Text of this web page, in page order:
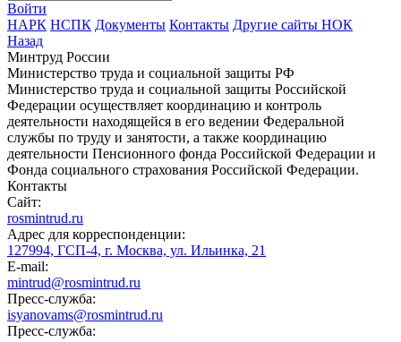
Войти
НАРК НСПК Документы Контакты Другие сайты НОК
Назад
Минтруд России
Министерство труда и социальной защиты РФ
Министерство труда и социальной защиты Российской
Федерации осуществляет координацию и контроль
деятельности находящейся в его ведении Федеральной
службы по труду и занятости, а также координацию
деятельности Пенсионного фонда Российской Федерации и
Фонда социального страхования Российской Федерации.
Контакты
Сайт:
rosmintrud.ru
Адрес для корреспонденции:
127994, ГСП-4, г. Москва, ул. Ильинка, 21
E-mail:
mintrud@rosmintrud.ru
Пресс-служба:
isyanovams@rosmintrud.ru
Пресс-служба: